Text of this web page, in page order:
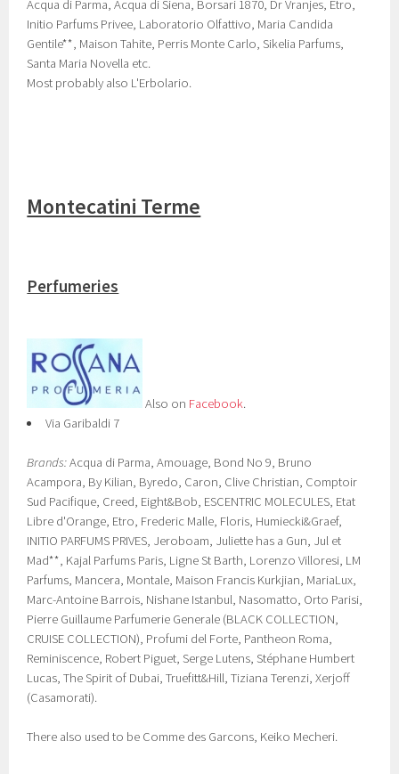
Acqua di Parma, Acqua di Siena, Borsari 1870, Dr Vranjes, Etro,
Initio Parfums Privee, Laboratorio Olfattivo, Maria Candida
Gentile**, Maison Tahite, Perris Monte Carlo, Sikelia Parfums,
Santa Maria Novella etc.
Most probably also L'Erbolario.
Montecatini Terme
Perfumeries
Also on Facebook.
Via Garibaldi 7
Brands:Acqua di Parma, Amouage, Bond No 9, Bruno
Acampora, By Kilian, Byredo, Caron, Clive Christian, Comptoir
Sud Pacifique, Creed, Eight&Bob, ESCENTRIC MOLECULES, Etat
Libre d'Orange, Etro, Frederic Malle, Floris, Humiecki&Graef,
INITIO PARFUMS PRIVES, Jeroboam, Juliette has a Gun, Jul et
Mad**, Kajal Parfums Paris, Ligne St Barth, Lorenzo Villoresi, LM
Parfums, Mancera, Montale, Maison Francis Kurkjian, MariaLux,
Marc-Antoine Barrois, Nishane Istanbul, Nasomatto, Orto Parisi,
Pierre Guillaume Parfumerie Generale (BLACK COLLECTION,
CRUISE COLLECTION), Profumi del Forte, Pantheon Roma,
Reminiscence, Robert Piguet, Serge Lutens, Stéphane Humbert
Lucas, The Spirit of Dubai, Truefitt&Hill, Tiziana Terenzi, Xerjoff
(Casamorati).
There also used to be Comme des Garcons, Keiko Mecheri.